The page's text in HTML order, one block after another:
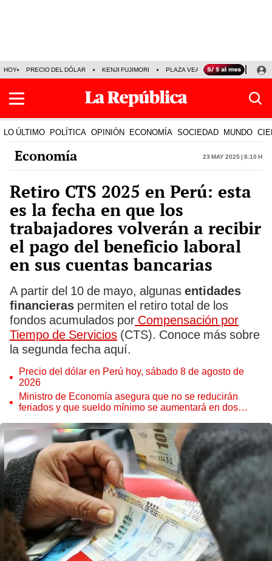
HOY PRECIO DEL DÓLAR KENJI FUJIMORI PLAZA VEA FERIADOS
LO ÚLTIMO POLÍTICA OPINIÓN ECONOMÍA SOCIEDAD MUNDO
Economía 23 May 2025 | 8:10 h
Retiro CTS 2025 en Perú: esta
es la fecha en que los
trabajadores volverán a recibir
el pago del beneficio laboral
en sus cuentas bancarias
A partir del 10 de mayo, algunas entidades
financieras permiten el retiro total de los
fondos acumulados por Compensación por
Tiempo de Servicios (CTS). Conoce más sobre
la segunda fecha aquí.
Precio del dólar en Perú hoy, sábado 8 de agosto de
2026
Ministro de Economía asegura que no se reducirán
feriados y que sueldo mínimo se aumentará en dos